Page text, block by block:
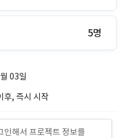
5명
03일
후, 즉시 시작
인해서 프로젝트 정보를